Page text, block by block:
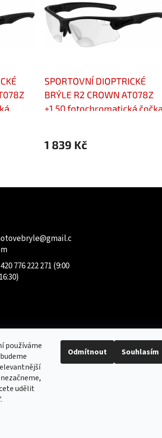
používáme
udělit
Odmítnout Souhlasím
SPORTOVNÍ DIOPTRICKÉ
BRÝLE R2 CROWN AT078Z
+1,50 fotochromatická čočka
1 839 Kč
@gmail.c
776 222 271 (9:00
zavazadly, tašky a peněženky